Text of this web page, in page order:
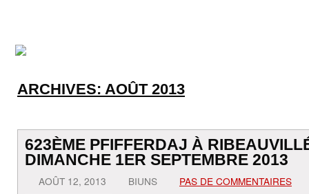
ARCHIVES: AOÛT 2013
623ÈME PFIFFERDAJ À
DIMANCHE 1ER SEPTEMBRE 2013
AOÛT 12, 2013 BIUNS PAS DE COMMENTAIRES